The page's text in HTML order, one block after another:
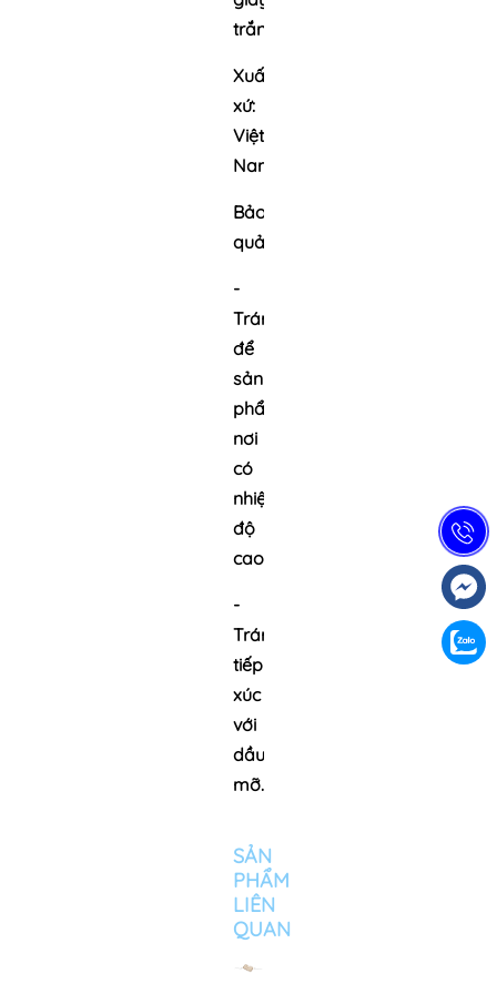
trắng.
Xuất
xứ:
Việt
Nam
Bảo
quản:
-
Tránh
để
sản
phẩm
nơi
có
nhiệt
độ
cao.
-
Tránh
tiếp
xúc
với
dầu
mỡ.
SẢN
PHẨM
LIÊN
QUAN